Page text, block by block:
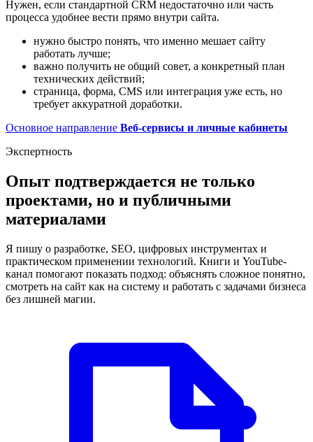
Нужен, если стандартной CRM недостаточно или часть
процесса удобнее вести прямо внутри сайта.
нужно быстро понять, что именно мешает сайту
работать лучше;
важно получить не общий совет, а конкретный план
технических действий;
страница, форма, CMS или интеграция уже есть, но
требует аккуратной доработки.
Основное направление Веб-сервисы и личные кабинеты
Экспертность
Опыт подтверждается не только
проектами, но и публичными
материалами
Я пишу о разработке, SEO, цифровых инструментах и
практическом применении технологий. Книги и YouTube-
канал помогают показать подход: объяснять сложное понятно,
смотреть на сайт как на систему и работать с задачами бизнеса
без лишней магии.